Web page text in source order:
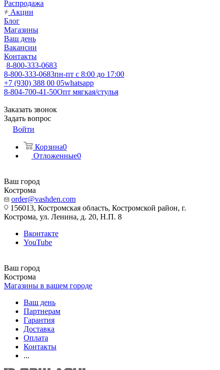
Распродажа
Акции
Блог
Магазины
Ваш день
Вакансии
Контакты
8-800-333-0683
8-800-333-0683пн-пт с 8:00 до 17:00
+7 (930) 388 00 05whatsapp
8-804-700-41-50Опт мягкая/стулья
Заказать звонок
Задать вопрос
Войти
Корзина0
Отложенные0
Ваш город
Кострома
order@vashden.com
156013, Костромская область, Костромской район, г.
Кострома, ул. Ленина, д. 20, Н.П. 8
Вконтакте
YouTube
Ваш город
Кострома
Магазины в вашем городе
Ваш день
Партнерам
Гарантия
Доставка
Оплата
Контакты
...